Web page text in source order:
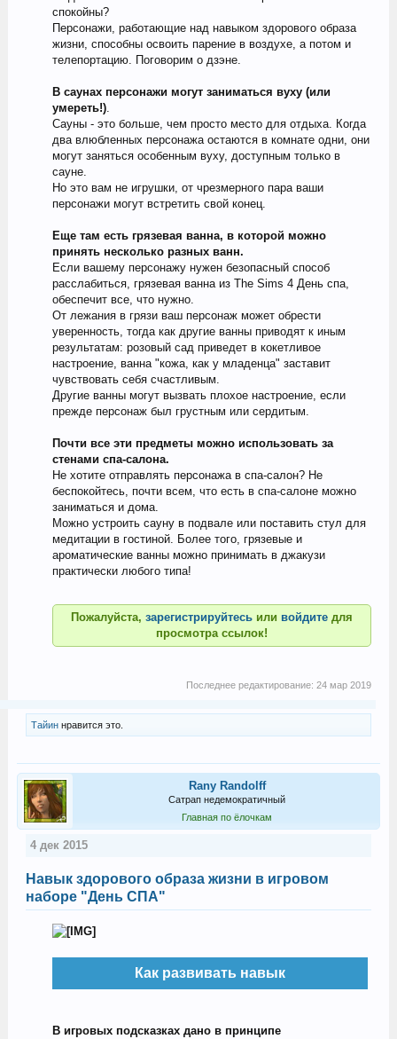
спокойны?
Персонажи, работающие над навыком здорового образа
жизни, способны освоить парение в воздухе, а потом и
телепортацию. Поговорим о дзэне.
В саунах персонажи могут заниматься вуху (или
умереть!).
Сауны - это больше, чем просто место для отдыха. Когда
два влюбленных персонажа остаются в комнате одни, они
могут заняться особенным вуху, доступным только в
сауне.
Но это вам не игрушки, от чрезмерного пара ваши
персонажи могут встретить свой конец.
Еще там есть грязевая ванна, в которой можно
принять несколько разных ванн.
Если вашему персонажу нужен безопасный способ
расслабиться, грязевая ванна из The Sims 4 День спа,
обеспечит все, что нужно.
От лежания в грязи ваш персонаж может обрести
уверенность, тогда как другие ванны приводят к иным
результатам: розовый сад приведет в кокетливое
настроение, ванна "кожа, как у младенца" заставит
чувствовать себя счастливым.
Другие ванны могут вызвать плохое настроение, если
прежде персонаж был грустным или сердитым.
Почти все эти предметы можно использовать за
стенами спа-салона.
Не хотите отправлять персонажа в спа-салон? Не
беспокойтесь, почти всем, что есть в спа-салоне можно
заниматься и дома.
Можно устроить сауну в подвале или поставить стул для
медитации в гостиной. Более того, грязевые и
ароматические ванны можно принимать в джакузи
практически любого типа!
Пожалуйста, зарегистрируйтесь или войдите для
просмотра ссылок!
Последнее редактирование:24 мар 2019
Тайиннравится это.
Rany Randolff
Сатрап недемократичный
Главная по ёлочкам
4 дек 2015
Навык здорового образа жизни в игровом
наборе "День СПА"
Как развивать навык
В игровых подсказках дано в принципе